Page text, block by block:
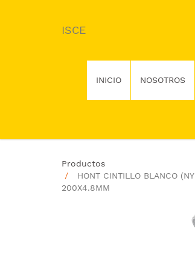
ISCE
INICIO NOSOTROS
Productos
HONT CINTILLO BLANCO
200X4.8MM